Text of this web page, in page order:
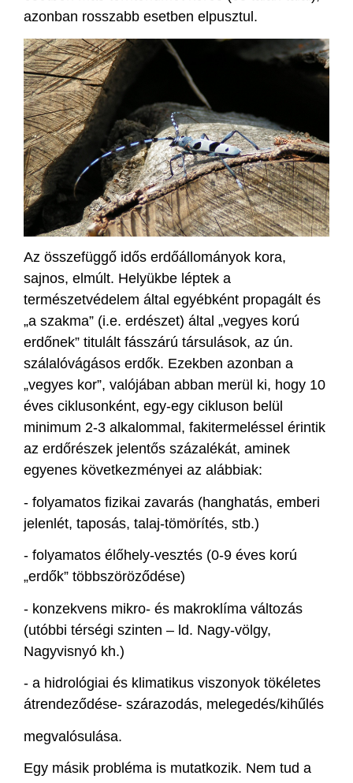
azonban rosszabb esetben elpusztul.
Az összefüggő idős erdőállományok kora,
sajnos, elmúlt. Helyükbe léptek a
természetvédelem által egyébként propagált és
„a szakma” (i.e. erdészet) által „vegyes korú
erdőnek” titulált fásszárú társulások, az ún.
szálalóvágásos erdők. Ezekben azonban a
„vegyes kor”, valójában abban merül ki, hogy 10
éves ciklusonként, egy-egy cikluson belül
minimum 2-3 alkalommal, fakitermeléssel érintik
az erdőrészek jelentős százalékát, aminek
egyenes következményei az alábbiak:
- folyamatos fizikai zavarás (hanghatás, emberi
jelenlét, taposás, talaj-tömörítés, stb.)
- folyamatos élőhely-vesztés (0-9 éves korú
„erdők” többszöröződése)
- konzekvens mikro- és makroklíma változás
(utóbbi térségi szinten – ld. Nagy-völgy,
Nagyvisnyó kh.)
- a hidrológiai és klimatikus viszonyok tökéletes
átrendeződése- szárazodás, melegedés/kihűlés
megvalósulása.
Egy másik probléma is mutatkozik. Nem tud a